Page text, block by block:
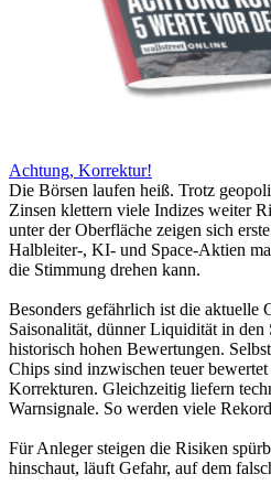
Achtung, Korrektur!
Die Börsen laufen heiß. Trotz
Zinsen klettern viele Indizes weiter
unter der Oberfläche zeigen sich
Halbleiter-, KI- und Space-Aktien
die Stimmung drehen kann.
Besonders gefährlich ist die aktuelle
Saisonalität, dünner Liquidität in den
historisch hohen Bewertungen.
Chips sind inzwischen teuer
Korrekturen. Gleichzeitig liefern
Warnsignale. So werden viele
Für Anleger steigen die Risiken
hinschaut, läuft Gefahr, auf dem